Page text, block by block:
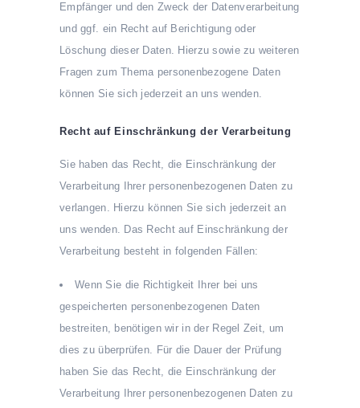
Empfänger und den Zweck der Datenverarbeitung
und ggf. ein Recht auf Berichtigung oder
Löschung dieser Daten. Hierzu sowie zu weiteren
Fragen zum Thema personenbezogene Daten
können Sie sich jederzeit an uns wenden.
Recht auf Einschränkung der Verarbeitung
Sie haben das Recht, die Einschränkung der
Verarbeitung Ihrer personenbezogenen Daten zu
verlangen. Hierzu können Sie sich jederzeit an
uns wenden. Das Recht auf Einschränkung der
Verarbeitung besteht in folgenden Fällen:
Wenn Sie die Richtigkeit Ihrer bei uns
gespeicherten personenbezogenen Daten
bestreiten, benötigen wir in der Regel Zeit, um
dies zu überprüfen. Für die Dauer der Prüfung
haben Sie das Recht, die Einschränkung der
Verarbeitung Ihrer personenbezogenen Daten zu